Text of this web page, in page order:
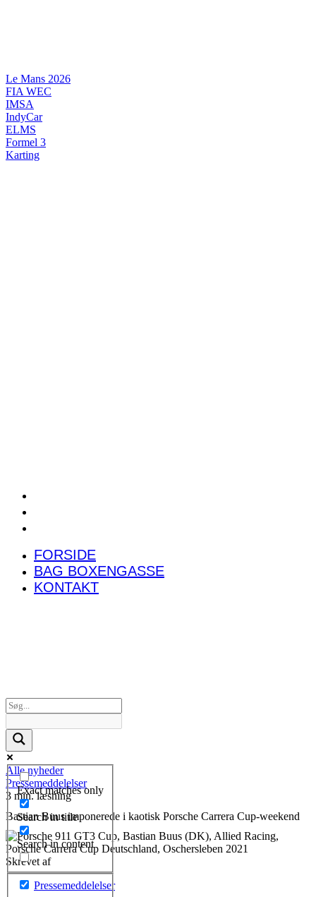
Le Mans 2026
FIA WEC
IMSA
IndyCar
ELMS
Formel 3
Karting
FORSIDE
BAG BOXENGASSE
KONTAKT
Exact matches only
Search in title
Search in content
Alle nyheder
Pressemeddelelser
3 min. læsning
Bastian Buus imponerede i kaotisk Porsche Carrera Cup-weekend
Skrevet af
Pressemeddelelser